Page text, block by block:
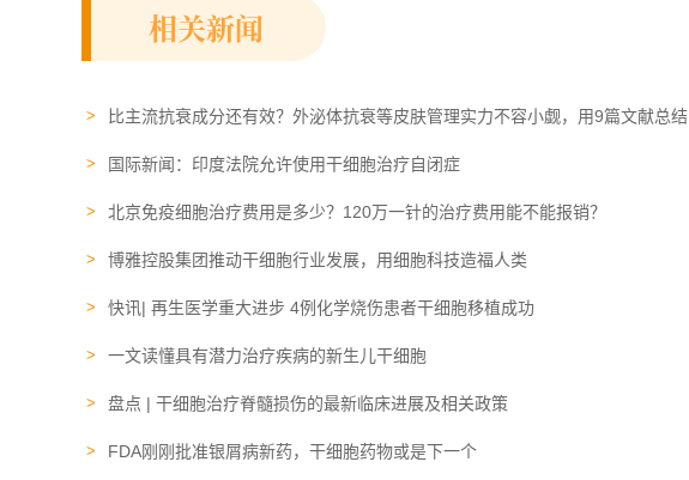
相关新闻
比主流抗衰成分还有效？外泌体抗衰等皮肤管理实力不容小觑，用9篇文献总结
国际新闻：印度法院允许使用干细胞治疗自闭症
北京免疫细胞治疗费用是多少？120万一针的治疗费用能不能报销？
博雅控股集团推动干细胞行业发展，用细胞科技造福人类
快讯| 再生医学重大进步 4例化学烧伤患者干细胞移植成功
一文读懂具有潜力治疗疾病的新生儿干细胞
盘点 | 干细胞治疗脊髓损伤的最新临床进展及相关政策
FDA刚刚批准银屑病新药，干细胞药物或是下一个